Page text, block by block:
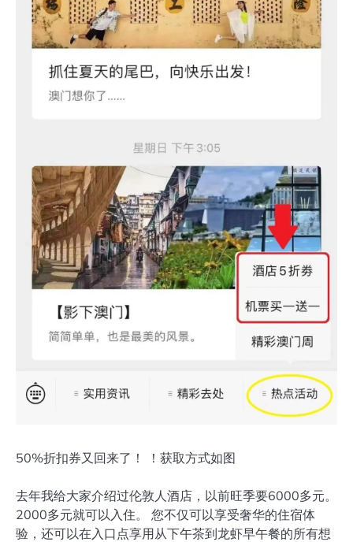
50%折扣券又回来了！ ！获取方式如图
去年我给大家介绍过伦敦人酒店，以前旺季要6000多元。
2000多元就可以入住。 您不仅可以享受奢华的住宿体
验，还可以在入口点享用从下午茶到龙虾早午餐的所有想